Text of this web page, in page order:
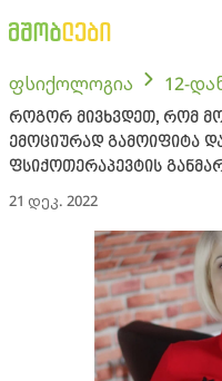
ფსიქოლოგია 12-
როგორ მივხვდეთ, რომ
ემოციურად გამოიფიტა
ფსიქოთერაპევტის
21 დეკ. 2022